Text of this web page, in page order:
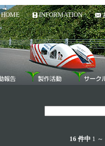
HOME INFORMATION
16 件中 1